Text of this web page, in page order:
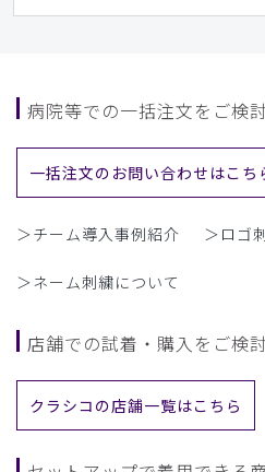
病院等での一括注文をご検
一括注文のお問い合わせはこち
＞チーム導入事例紹介 ＞ロゴ
＞ネーム刺繍について
店舗での試着・購入をご検
クラシコの店舗一覧はこちら